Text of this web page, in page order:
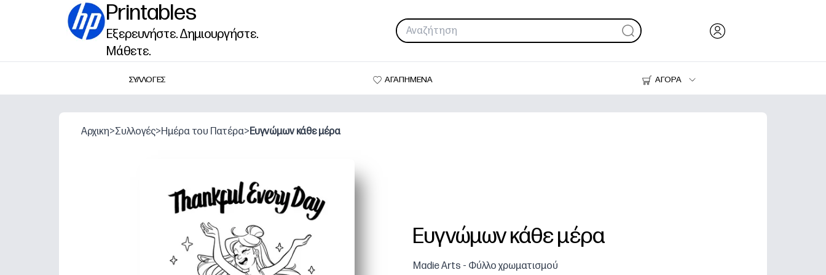
Printables
Εξερευνήστε. Δημιουργήστε.
Μάθετε.
ΣΥΛΛΟΓΕΣ ΑΓΑΠΗΜΕΝΑ
ΑΓΟΡΑ
Εκτυπωτές
Αρχικη>Συλλογές>Ημέρα του Πατέρα>Ευγνώμων κάθε μέρα
Ευγνώμων κάθε μέρα
Madie Arts - Φύλλο χρωματισμού